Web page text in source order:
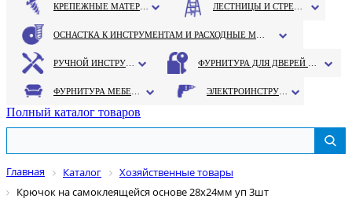
Полный каталог товаров
Главная Каталог
Хозяйственные товары
Крючок на самоклеящейся основе 28х24мм уп 3шт